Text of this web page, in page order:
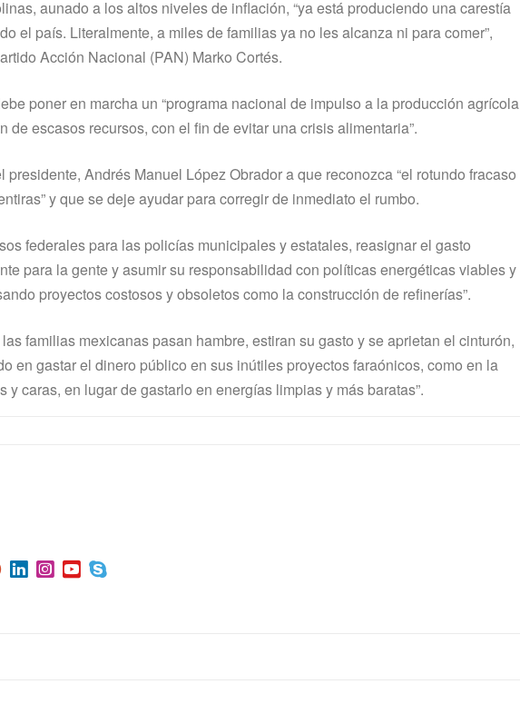
aunado a los altos niveles de inflación, “ya está produciendo una carestía
el país. Literalmente, a miles de familias ya no les alcanza ni para comer”,
Acción Nacional (PAN) Marko Cortés.
poner en marcha un “programa nacional de impulso a la producción agrícola
de escasos recursos, con el fin de evitar una crisis alimentaria”.
Andrés Manuel López Obrador a que reconozca “el rotundo fracaso
y que se deje ayudar para corregir de inmediato el rumbo.
federales para las policías municipales y estatales, reasignar el gasto
para la gente y asumir su responsabilidad con políticas energéticas viables y
proyectos costosos y obsoletos como la construcción de refinerías”.
familias mexicanas pasan hambre, estiran su gasto y se aprietan el cinturón,
en gastar el dinero público en sus inútiles proyectos faraónicos, como en la
caras, en lugar de gastarlo en energías limpias y más baratas”.